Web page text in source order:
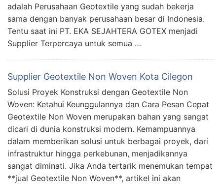
adalah Perusahaan Geotextile yang sudah bekerja
sama dengan banyak perusahaan besar di Indonesia.
Tentu saat ini PT. EKA SEJAHTERA GOTEX menjadi
Supplier Terpercaya untuk semua …
Supplier Geotextile Non Woven Kota Cilegon
Solusi Proyek Konstruksi dengan Geotextile Non
Woven: Ketahui Keunggulannya dan Cara Pesan Cepat
Geotextile Non Woven merupakan bahan yang sangat
dicari di dunia konstruksi modern. Kemampuannya
dalam memberikan solusi untuk berbagai proyek, dari
infrastruktur hingga perkebunan, menjadikannya
sangat diminati. Jika Anda tertarik menemukan tempat
**jual Geotextile Non Woven**, artikel ini akan